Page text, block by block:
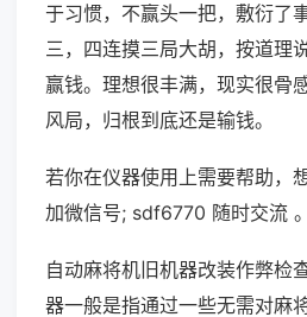
于习惯，不赢头一把，敷衍了
三，四连摸三局大胡，按道理
赢钱。理想很丰满，现实很骨
风局，归根到底还是输钱。
若你在仪器使用上需要帮助，
加微信号; sdf6770 随时交流 。
自动麻将机旧机器改装作弊检
器一般是指通过一些无需对麻